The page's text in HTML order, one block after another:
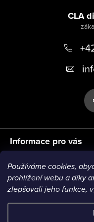
Používáme cookies,
prohlížení webu a díky
zlepšovali jeho funkce,
Informace pro vás
CLA
Blog